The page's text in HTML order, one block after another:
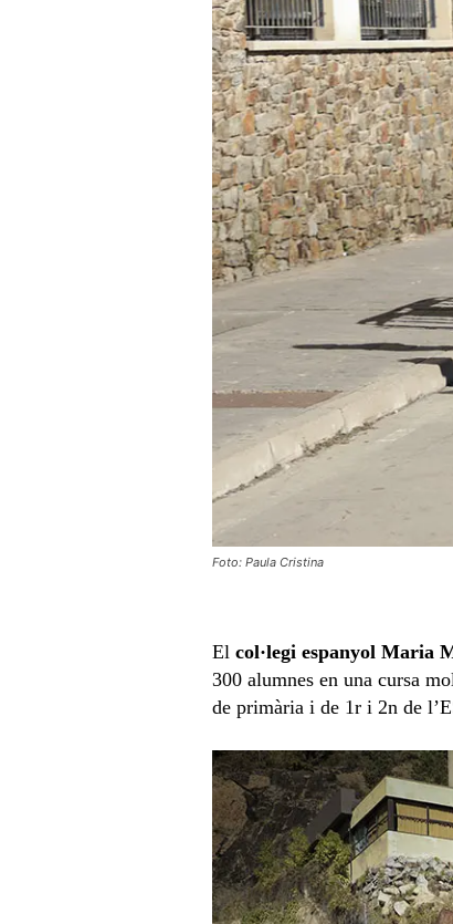
Foto: Paula Cristina
El col·legi espanyol Maria
300 alumnes en una cursa
de primària i de 1r i 2n de